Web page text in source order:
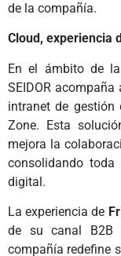
de la compañía.
Cloud, experiencia
En el ámbito de
SEIDOR acompaña
intranet de gestión
Zone. Esta
mejora la
consolidando
digital.
La experiencia de
de su canal B2B
compañía redefine